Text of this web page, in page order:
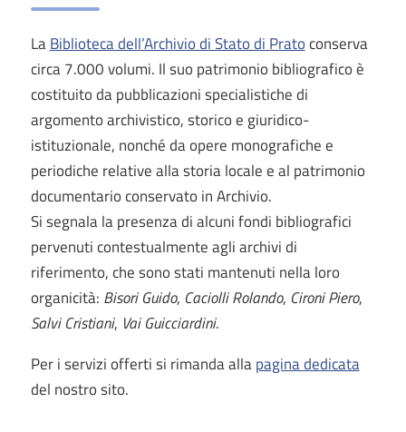
LaBiblioteca dell’Archivio di Stato di Pratoconserva
circa 7.000 volumi. Il suo patrimonio bibliografico è
costituito da pubblicazioni specialistiche di
argomento archivistico, storico e giuridico-
istituzionale, nonché da opere monografiche e
periodiche relative alla storia locale e al patrimonio
documentario conservato in Archivio.
Si segnala la presenza di alcuni fondi bibliografici
pervenuti contestualmente agli archivi di
riferimento, che sono stati mantenuti nella loro
organicità: Bisori Guido, Caciolli Rolando, Cironi Piero,
Salvi Cristiani, Vai Guicciardini.
Per i servizi offerti si rimanda allapagina dedicata
del nostro sito.